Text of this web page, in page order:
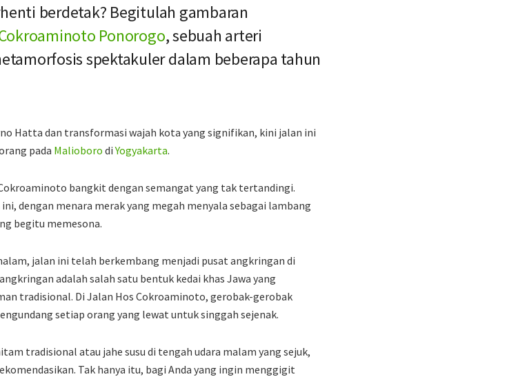
berdetak? Begitulah gambaran
Ponorogo, sebuah arteri
spektakuler dalam beberapa tahun
Hatta dan transformasi wajah kota yang signifikan, kini jalan ini
pada Malioboro diYogyakarta.
bangkit dengan semangat yang tak tertandingi.
dengan menara merak yang megah menyala sebagai lambang
begitu memesona.
jalan ini telah berkembang menjadi pusat angkringan di
adalah salah satu bentuk kedai khas Jawa yang
tradisional. Di Jalan Hos Cokroaminoto, gerobak-gerobak
setiap orang yang lewat untuk singgah sejenak.
tradisional atau jahe susu di tengah udara malam yang sejuk,
Tak hanya itu, bagi Anda yang ingin menggigit